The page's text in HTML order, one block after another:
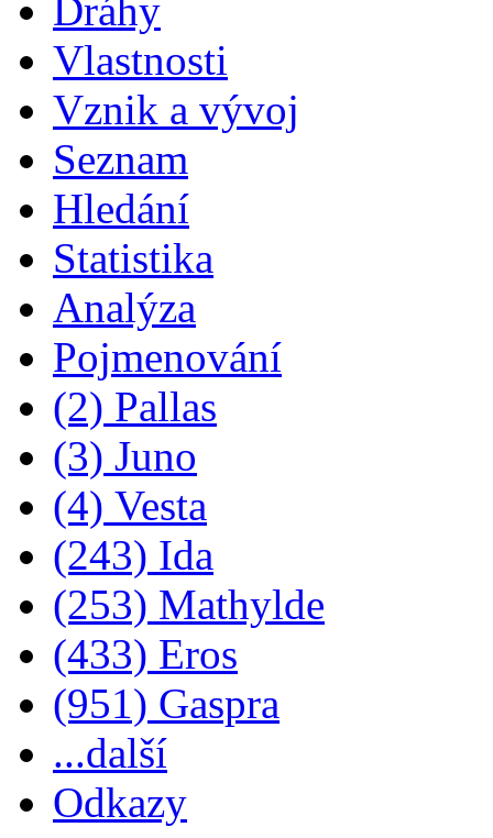
Dráhy
Vlastnosti
Vznik a vývoj
Seznam
Hledání
Statistika
Analýza
Pojmenování
(2) Pallas
(3) Juno
(4) Vesta
(243) Ida
(253) Mathylde
(433) Eros
(951) Gaspra
...další
Odkazy